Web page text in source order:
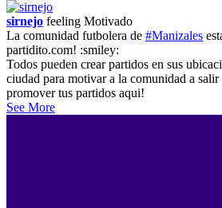
sirnejo feeling Motivado
La comunidad futbolera de #Manizales
partidito.com! :smiley:
Todos pueden crear partidos en sus
ciudad para motivar a la comunidad a
promover tus partidos aqui!
See More